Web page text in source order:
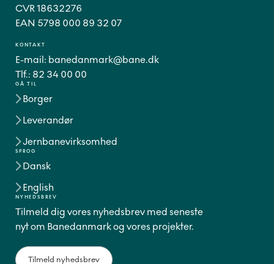
GÅ TIL
Borger
Leverandør
Jernbanevirksomhed
SPROG
Dansk
English
CVR 18632276
EAN 5798 000 89 32 07
KONTAKT
E-mail: banedanmark@bane.dk
Tlf.: 82 34 00 00
NYHEDSBREV
Tilmeld dig vores nyhedsbrev med seneste
nyt om Banedanmark og vores projekter.
Tilmeld nyhedsbrev